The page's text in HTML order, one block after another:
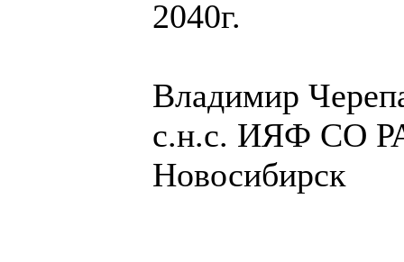
2040г.
Владимир
с.н.с. ИЯФ СО
Новосибирск